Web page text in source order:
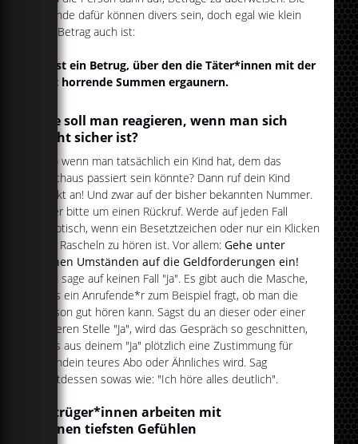
Gründe dafür können divers sein, doch egal wie klein
der Betrag auch ist:
Es ist ein Betrug, über den die Täter*innen mit der
Zeit horrende Summen ergaunern.
Wie soll man reagieren, wenn man sich
nicht sicher ist?
Also wenn man tatsächlich ein Kind hat, dem das
durchaus passiert sein könnte? Dann ruf dein Kind
direkt an! Und zwar auf der bisher bekannten Nummer.
Oder bitte um einen Rückruf. Werde auf jeden Fall
skeptisch, wenn ein Besetztzeichen oder nur ein Klicken
und Rascheln zu hören ist. Vor allem:Gehe unter
keinen Umständen auf die Geldforderungen ein!
Und sage auf keinen Fall "Ja". Es gibt auch die Masche,
dass ein Anrufende*r zum Beispiel fragt, ob man die
Person gut hören kann. Sagst du an dieser oder einer
anderen Stelle "Ja", wird das Gespräch so geschnitten,
dass aus deinem "Ja" plötzlich eine Zustimmung für
irgendein teures Abo oder Ähnliches wird. Sag
stattdessen sowas wie: "Ich höre alles deutlich".
Betrüger*innen arbeiten mit
deinen tiefsten Gefühlen